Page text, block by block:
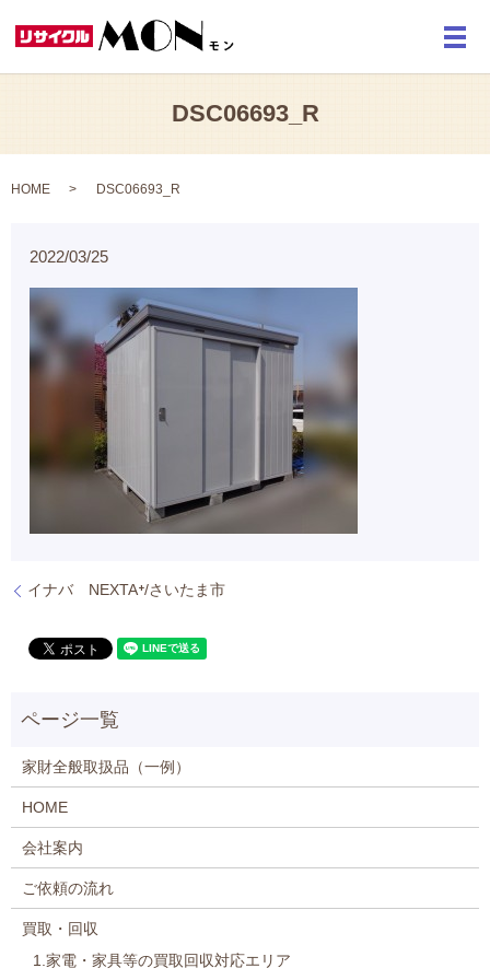
メ
DSC06693_R
HOME DSC06693_R
2022/03/25
イナバ NEXTA⁺/さいたま市
家財全般取扱品（一例）
HOME
会社案内
ご依頼の流れ
買取・回収
1.家電・家具等の買取回収対応エリア